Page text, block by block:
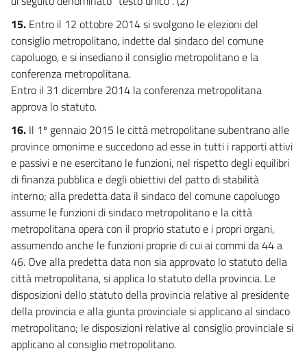
15. Entro il 12 ottobre 2014 si svolgono le elezioni del
consiglio metropolitano, indette dal sindaco del comune
capoluogo, e si insediano il consiglio metropolitano e la
conferenza metropolitana.
Entro il 31 dicembre 2014 la conferenza metropolitana
approva lo statuto.
16. Il 1º gennaio 2015 le città metropolitane subentrano alle
province omonime e succedono ad esse in tutti i rapporti attivi
e passivi e ne esercitano le funzioni, nel rispetto degli equilibri
di finanza pubblica e degli obiettivi del patto di stabilità
interno; alla predetta data il sindaco del comune capoluogo
assume le funzioni di sindaco metropolitano e la città
metropolitana opera con il proprio statuto e i propri organi,
assumendo anche le funzioni proprie di cui ai commi da 44 a
46. Ove alla predetta data non sia approvato lo statuto della
città metropolitana, si applica lo statuto della provincia. Le
disposizioni dello statuto della provincia relative al presidente
della provincia e alla giunta provinciale si applicano al sindaco
metropolitano; le disposizioni relative al consiglio provinciale si
applicano al consiglio metropolitano.